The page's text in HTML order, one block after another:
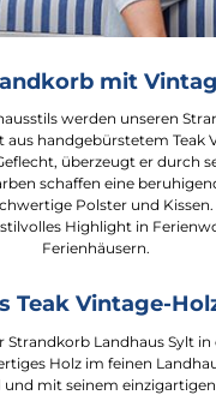
mit
werden unseren
aus handgebürstetem Teak
überzeugt er durch
schaffen eine
Polster und
Highlight in
Ferienhäusern.
Teak Vintage-
Strandkorb Landhaus Sylt in
Holz im feinen
mit seinem